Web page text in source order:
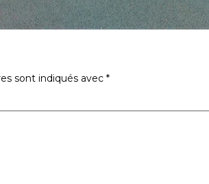
sont indiqués avec *